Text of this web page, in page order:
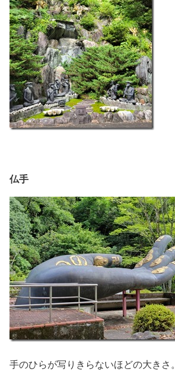
仏手
手のひらが写りきらないほどの大きさ。